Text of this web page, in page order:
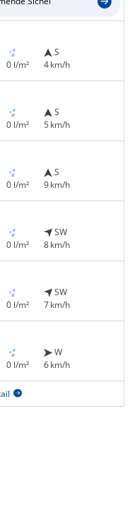
0 l/m²
S
4 km/h
0 l/m²
S
5 km/h
0 l/m²
S
9 km/h
0 l/m²
SW
8 km/h
0 l/m²
SW
7 km/h
0 l/m²
W
6 km/h